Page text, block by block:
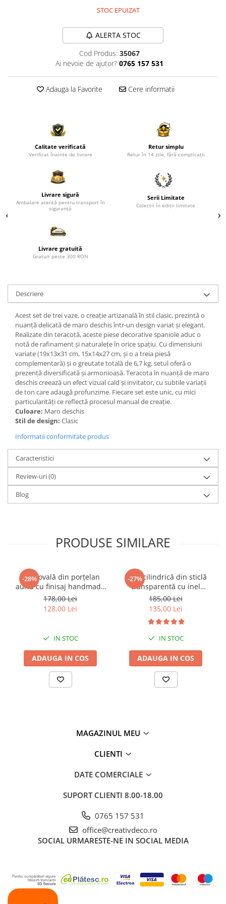
Comode si Bufete
Biblioteci si Rafturi
Rafturi de perete
Mobilier bar
Carucior de servire
Paravane de camera
STOC EPUIZAT
ALERTA STOC
Cod Produs: 35067
Ai nevoie de ajutor? 0765 157 531
Adauga la Favorite Cere informatii
Calitate verificată
Verificat înainte de livrare
Retur simplu
Retur în 14 zile, fără complicații
Livrare sigură
Ambalare atentă pentru transport în
siguranță
Serii Limitate
Colecții în ediții limitate
Livrare gratuită
Gratuit peste 300 RON
Descriere
Acest set de trei vaze, o creație artizanală în stil clasic, prezintă o
nuanță delicată de maro deschis într-un design variat și elegant.
Realizate din teracotă, aceste piese decorative spaniole aduc o
notă de rafinament și naturalețe în orice spațiu. Cu dimensiuni
variate (19x13x31 cm, 15x14x27 cm, și o a treia piesă
complementară) și o greutate totală de 6,7 kg, setul oferă o
prezență diversificată și armonioasă. Teracota în nuanță de maro
deschis creează un efect vizual cald și invitator, cu subtile variații
de ton care adaugă profunzime. Fiecare set este unic, cu mici
particularități ce reflectă procesul manual de creație.
Culoare: Maro deschis
Stil de design: Clasic
Informatii conformitate produs
Caracteristici
Review-uri(0)
Blog
PRODUSE SIMILARE
-28%
Vază ovală din porțelan
auriu cu finisaj handmade
pentru decor rafinat Oval
Hole 25 x 7 x 31 cm
178,00 Lei
128,00 Lei
IN STOC
ADAUGA IN COS
-27%
Vază cilindrică din sticlă
transparentă cu inel
decorativ auriu la bază Ring
25 x 14 x 14 cm
185,00 Lei
135,00 Lei
IN STOC
ADAUGA IN COS
MAGAZINUL MEU
CLIENTI
DATE COMERCIALE
SUPORT CLIENTI 8.00-18.00
0765 157 531
office@creativdeco.ro
SOCIAL URMARESTE-NE IN SOCIAL MEDIA